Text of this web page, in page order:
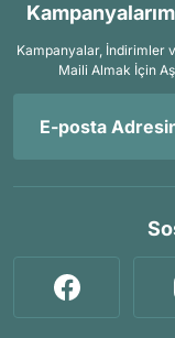
Kampanyalar, İndirimler
Maili Almak İçin